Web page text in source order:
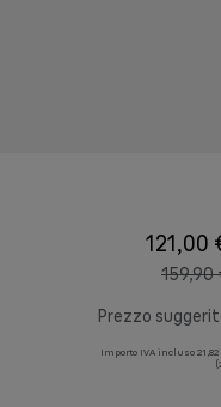
121,00
159,90
Prezzo
Importo IVA incluso